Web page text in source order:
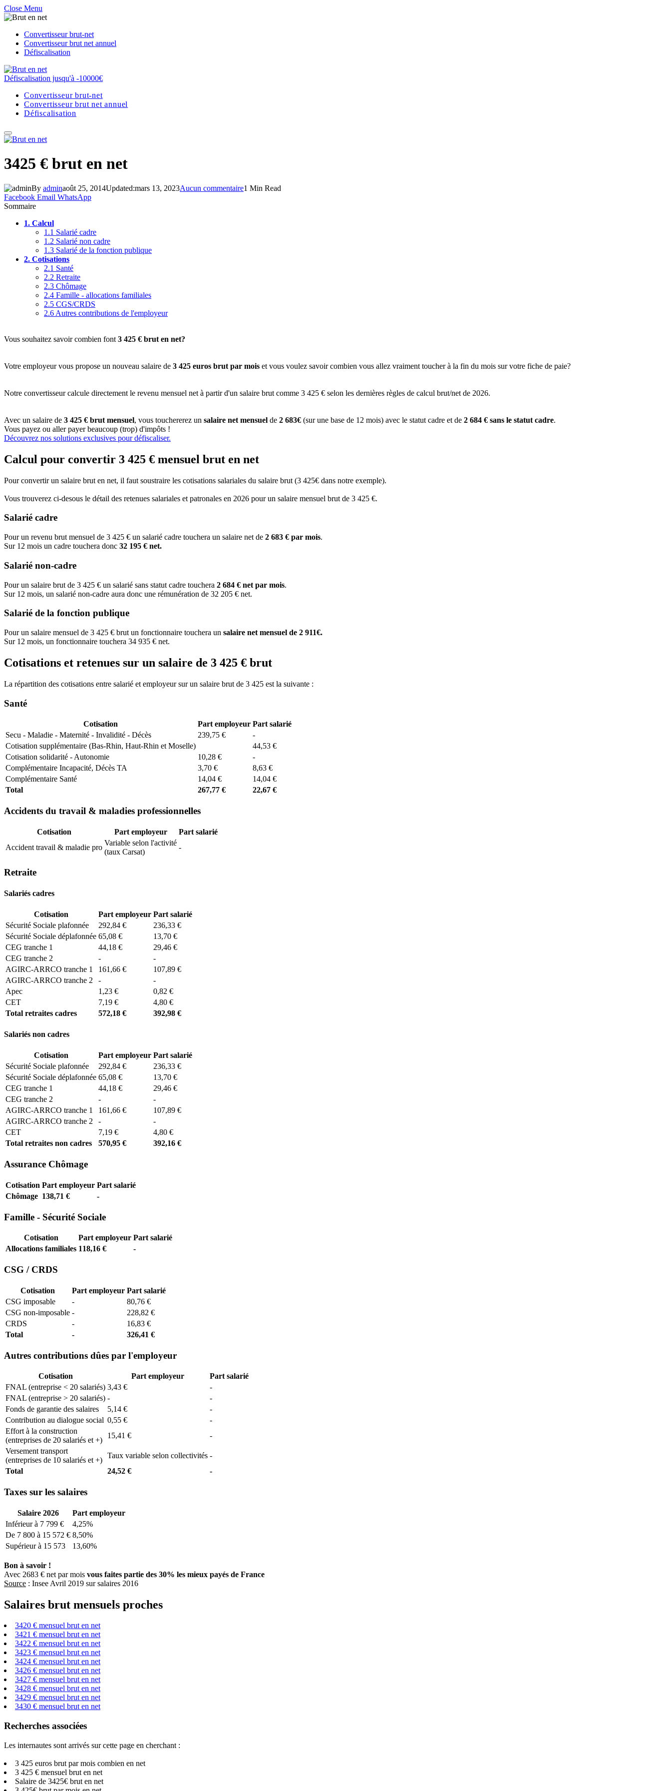
Close Menu
Convertisseur brut-net
Convertisseur brut net annuel
Défiscalisation
Défiscalisation jusqu'à -10000€
Convertisseur brut-net
Convertisseur brut net annuel
Défiscalisation
3425 € brut en net
By adminaoût 25, 2014Updated:mars 13, 2023Aucun commentaire1 Min Read
Facebook Email WhatsApp
Sommaire
1. Calcul
1.1 Salarié cadre
1.2 Salarié non cadre
1.3 Salarié de la fonction publique
2. Cotisations
2.1 Santé
2.2 Retraite
2.3 Chômage
2.4 Famille - allocations familiales
2.5 CGS/CRDS
2.6 Autres contributions de l'employeur
Vous souhaitez savoir combien font 3 425 € brut en net?
Votre employeur vous propose un nouveau salaire de 3 425 euros brut par mois et vous voulez savoir combien vous allez vraiment toucher à la fin du mois sur votre fiche de paie?
Notre convertisseur calcule directement le revenu mensuel net à partir d'un salaire brut comme 3 425 € selon les dernières règles de calcul brut/net de 2026.
Avec un salaire de 3 425 € brut mensuel, vous touchererez un salaire net mensuel de 2 683€ (sur une base de 12 mois) avec le statut cadre et de 2 684 € sans le statut cadre.
Vous payez ou aller payer beaucoup (trop) d'impôts !
Découvrez nos solutions exclusives pour défiscaliser.
Calcul pour convertir 3 425 € mensuel brut en net
Pour convertir un salaire brut en net, il faut soustraire les cotisations salariales du salaire brut (3 425€ dans notre exemple).
Vous trouverez ci-desous le détail des retenues salariales et patronales en 2026 pour un salaire mensuel brut de 3 425 €.
Salarié cadre
Pour un revenu brut mensuel de 3 425 € un salarié cadre touchera un salaire net de 2 683 € par mois.
Sur 12 mois un cadre touchera donc 32 195 € net.
Salarié non-cadre
Pour un salaire brut de 3 425 € un salarié sans statut cadre touchera 2 684 € net par mois.
Sur 12 mois, un salarié non-cadre aura donc une rémunération de 32 205 € net.
Salarié de la fonction publique
Pour un salaire mensuel de 3 425 € brut un fonctionnaire touchera un salaire net mensuel de 2 911€.
Sur 12 mois, un fonctionnaire touchera 34 935 € net.
Cotisations et retenues sur un salaire de 3 425 € brut
La répartition des cotisations entre salarié et employeur sur un salaire brut de 3 425 est la suivante :
Santé
Cotisation Part employeur Part salarié
Secu - Maladie - Maternité - Invalidité - Décès
239,75 €
-
Cotisation supplémentaire (Bas-Rhin, Haut-Rhin et Moselle)
44,53 €
Cotisation solidarité - Autonomie
10,28 €
-
Complémentaire Incapacité, Décès TA
3,70 €
8,63 €
Complémentaire Santé
14,04 €
14,04 €
Total
267,77 € 22,67 €
Accidents du travail & maladies professionnelles
Cotisation Part employeur
Part salarié
Accident travail & maladie pro
Variable selon l'activité
(taux Carsat)
-
Retraite
Salariés cadres
Cotisation Part employeur Part salarié
Sécurité Sociale plafonnée
292,84 €
236,33 €
Sécurité Sociale déplafonnée 65,08 €
13,70 €
CEG tranche 1
44,18 €
29,46 €
CEG tranche 2
-
-
AGIRC-ARRCO tranche 1
161,66 €
107,89 €
AGIRC-ARRCO tranche 2
-
-
Apec
1,23 €
0,82 €
CET
7,19 €
4,80 €
Total retraites cadres
572,18 € 392,98 €
Salariés non cadres
Cotisation Part employeur Part salarié
Sécurité Sociale plafonnée
292,84 €
236,33 €
Sécurité Sociale déplafonnée 65,08 €
13,70 €
CEG tranche 1
44,18 €
29,46 €
CEG tranche 2
-
-
AGIRC-ARRCO tranche 1
161,66 €
107,89 €
AGIRC-ARRCO tranche 2
-
-
CET
7,19 €
4,80 €
Total retraites non cadres
570,95 € 392,16 €
Assurance Chômage
Cotisation Part employeur Part salarié
Chômage 138,71 € -
Famille - Sécurité Sociale
Cotisation Part employeur Part salarié
Allocations familiales 118,16 € -
CSG / CRDS
Cotisation Part employeur Part salarié
CSG imposable
-
80,76 €
CSG non-imposable -
228,82 €
CRDS
-
16,83 €
Total
- 326,41 €
Autres contributions dûes par l'employeur
Cotisation Part employeur
Part salarié
FNAL (entreprise < 20 salariés) 3,43 €
-
FNAL (entreprise > 20 salariés) -
-
Fonds de garantie des salaires
5,14 €
-
Contribution au dialogue social 0,55 €
-
Effort à la construction
(entreprises de 20 salariés et +)
15,41 €
-
Versement transport
(entreprises de 10 salariés et +)
Taux variable selon collectivités -
Total
24,52 € -
Taxes sur les salaires
Salaire 2026
Part employeur
Inférieur à 7 799 €
4,25%
De 7 800 à 15 572 € 8,50%
Supérieur à 15 573
13,60%
Bon à savoir !
Avec 2683 € net par mois vous faites partie des 30% les mieux payés de France
Source : Insee Avril 2019 sur salaires 2016
Salaires brut mensuels proches
3420 € mensuel brut en net
3421 € mensuel brut en net
3422 € mensuel brut en net
3423 € mensuel brut en net
3424 € mensuel brut en net
3426 € mensuel brut en net
3427 € mensuel brut en net
3428 € mensuel brut en net
3429 € mensuel brut en net
3430 € mensuel brut en net
Recherches associées
Les internautes sont arrivés sur cette page en cherchant :
3 425 euros brut par mois combien en net
3 425 € mensuel brut en net
Salaire de 3425€ brut en net